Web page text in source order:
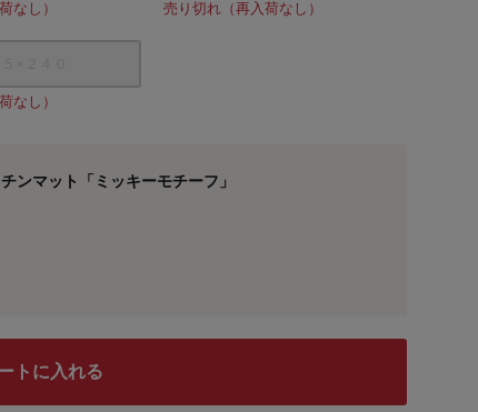
なし） 売り切れ（再入荷なし）
なし）
ンマット「ミッキーモチーフ」
トに入れる